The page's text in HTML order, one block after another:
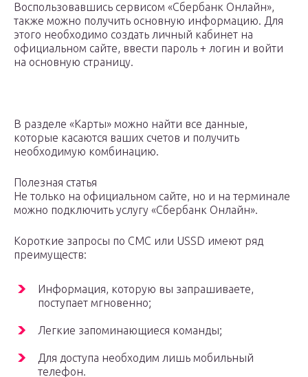
Воспользовавшись сервисом «Сбербанк Онлайн»,
также можно получить основную информацию. Для
этого необходимо создать личный кабинет на
официальном сайте, ввести пароль + логин и войти
на основную страницу.
В разделе «Карты» можно найти все данные,
которые касаются ваших счетов и получить
необходимую комбинацию.
Полезная статья
Не только на официальном сайте, но и на терминале
можно подключить услугу «Сбербанк Онлайн».
Короткие запросы по СМС или USSD имеют ряд
преимуществ:
Информация, которую вы запрашиваете,
поступает мгновенно;
Легкие запоминающиеся команды;
Для доступа необходим лишь мобильный
телефон.